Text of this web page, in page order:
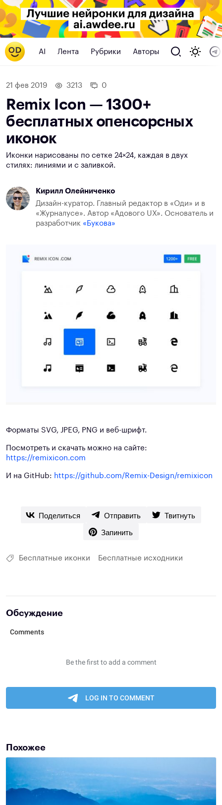
AI Лента Рубрики Авторы
21 фев 2019 3213 0
Remix Icon — 1300+
бесплатных опенсорсных
иконок
Иконки нарисованы по сетке 24×24, каждая в двух
стилях: линиями и с заливкой.
Кирилл Олейниченко
Дизайн-куратор. Главный редактор в «Оди» и в
«Журналусе». Автор «Адового UX». Основатель и
разработчик «Букова»
Форматы SVG, JPEG, PNG и веб-шрифт.
Посмотреть и скачать можно на сайте:
https://remixicon.com
И на GitHub: https://github.com/Remix-Design/remixicon
Поделиться Отправить
Твитнуть
Запинить
Бесплатные иконки Бесплатные исходники
Обсуждение
Похожее